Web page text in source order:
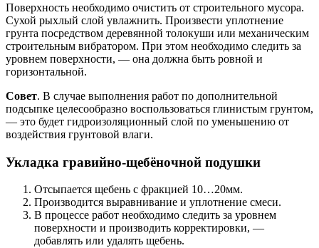
Поверхность необходимо очистить от строительного мусора.
Сухой рыхлый слой увлажнить. Произвести уплотнение
грунта посредством деревянной толокуши или механическим
строительным вибратором. При этом необходимо следить за
уровнем поверхности, — она должна быть ровной и
горизонтальной.
Совет. В случае выполнения работ по дополнительной
подсыпке целесообразно воспользоваться глинистым грунтом,
— это будет гидроизоляционный слой по уменьшению от
воздействия грунтовой влаги.
Укладка гравийно-щебёночной подушки
Отсыпается щебень с фракцией 10…20мм.
Производится выравнивание и уплотнение смеси.
В процессе работ необходимо следить за уровнем
поверхности и производить корректировки, —
добавлять или удалять щебень.